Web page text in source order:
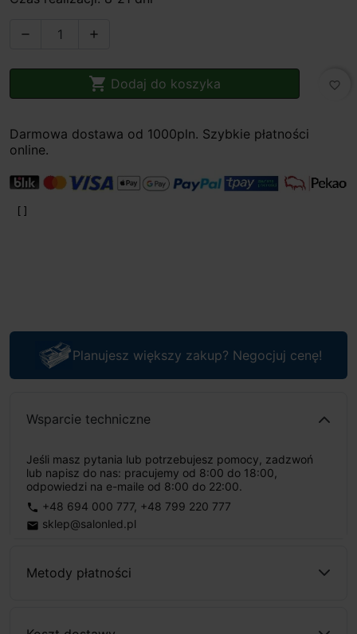
 
 Dodaj do koszyka favorite_border
Darmowa dostawa od 1000pln. Szybkie płatności
online.
Planujesz większy zakup? Negocjuj cenę!
Wsparcie techniczne
Jeśli masz pytania lub potrzebujesz pomocy, zadzwoń
lub napisz do nas: pracujemy od 8:00 do 18:00,
odpowiedzi na e-maile od 8:00 do 22:00.
phone +48 694 000 777, +48 799 220 777
email sklep@salonled.pl
Metody płatności